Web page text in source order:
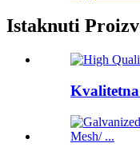
Istaknuti